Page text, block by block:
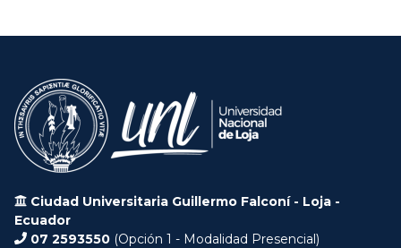
Ciudad Universitaria Guillermo Falconí - Loja -
Ecuador
07 2593550 (Opción 1 - Modalidad Presencial)